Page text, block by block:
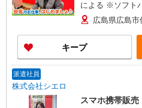
による ※ソフト
月 ※残業代支給
゜+゜・。○。・
10万円支給(規定有) お友達を紹介頂くと,
ティブ支給(規定有) ★月2回払い・週払い可能
程有）★ ゜・。
広島県広島
キープ
派遣社員
株式会社シエロ
スマホ携帯販売